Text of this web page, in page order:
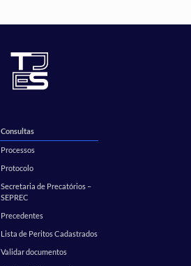
Consultas
Processos
Protocolo
Secretaria de Precatórios –
SEPREC
Precedentes
Lista de Peritos Cadastrados
Validar documentos